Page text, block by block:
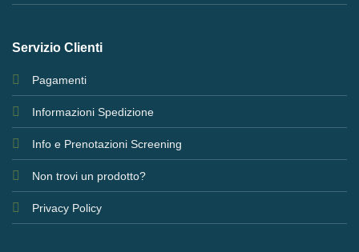
Servizio Clienti
Pagamenti
Informazioni Spedizione
Info e Prenotazioni Screening
Non trovi un prodotto?
Privacy Policy